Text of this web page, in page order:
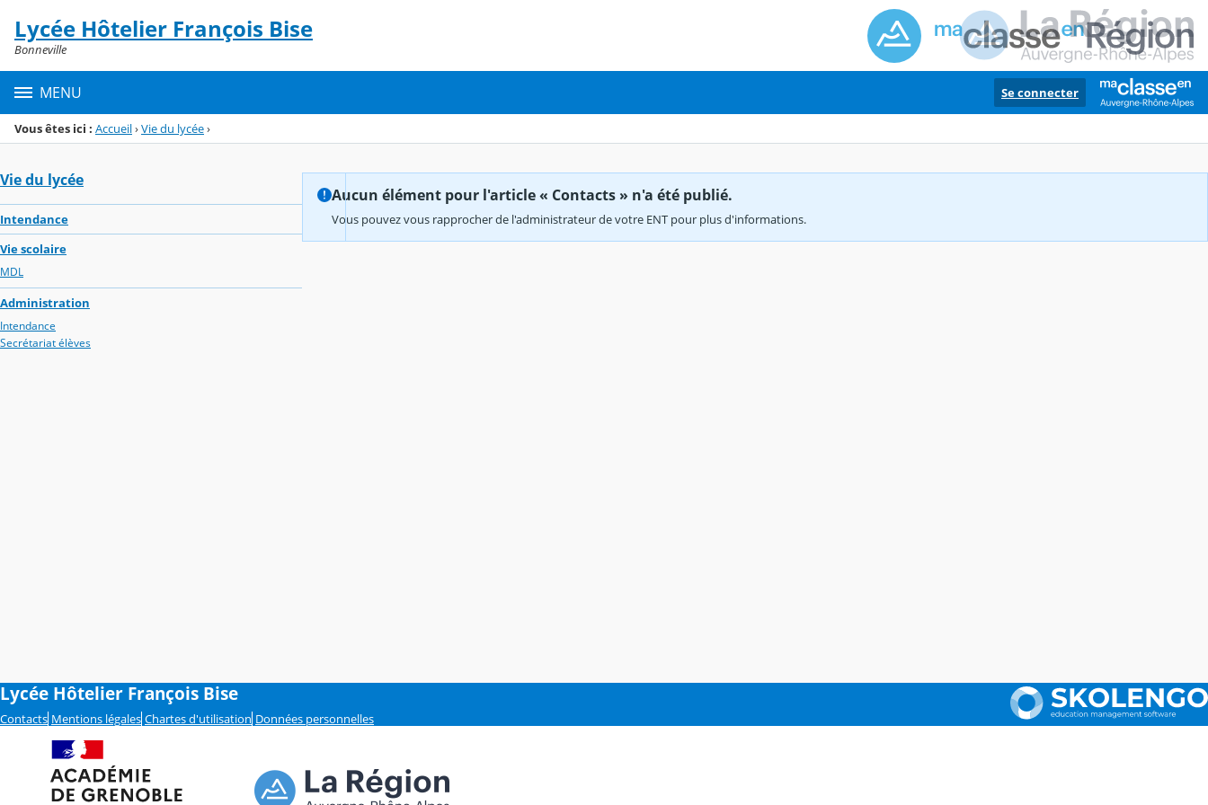
Menu de la rubrique
Contenu
Lycée Hôtelier François Bise
Bonneville
MENU Se connecter
Vous êtes ici : Accueil›Vie du lycée›
Vie du lycée
Intendance
Vie scolaire
MDL
Administration
Intendance
Secrétariat élèves
Aucun élément pour l'article « Contacts » n'a été publié.
Vous pouvez vous rapprocher de l'administrateur de votre ENT pour plus d'informations.
Lycée Hôtelier François Bise
Contacts Mentions légales Chartes d'utilisation Données personnelles